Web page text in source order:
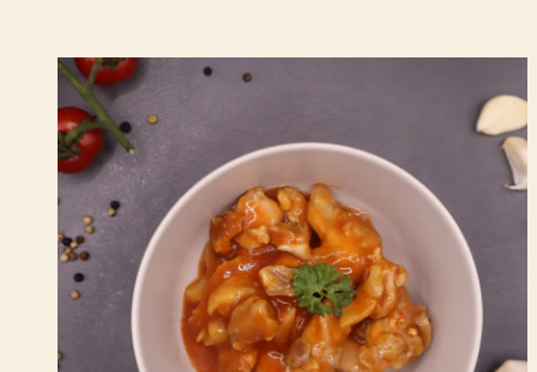
Average rating
Price: high to low
Random Products
Product Name
Show only products on sale In stock only